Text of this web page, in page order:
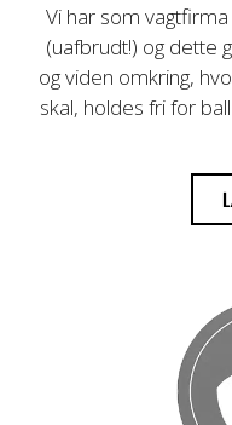
Vi har som
(uafbrudt!) og dette
og viden omkring,
skal, holdes fri for